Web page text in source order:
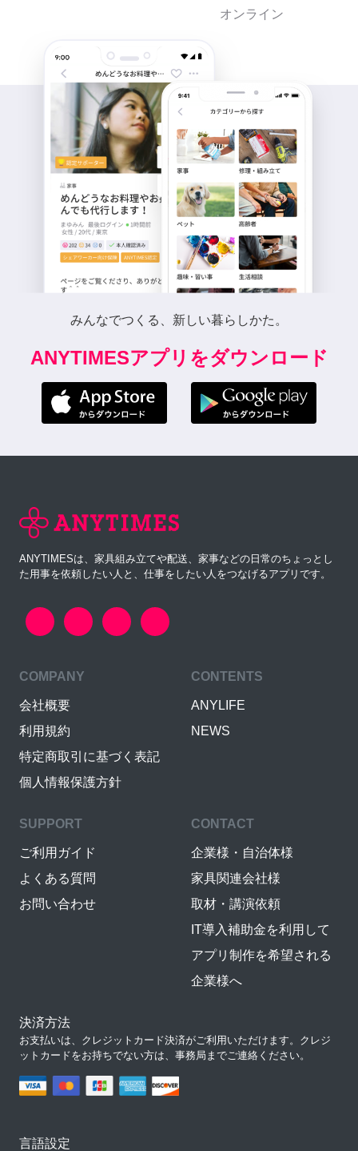
オンライン
みんなでつくる、新しい暮らしかた。
ANYTIMESアプリをダウンロード
ANYTIMESは、家具組み立てや配送、家事などの日常のちょっとし
た用事を依頼したい人と、仕事をしたい人をつなげるアプリです。
COMPANY
会社概要
利用規約
特定商取引に基づく表記
個人情報保護方針
CONTENTS
ANYLIFE
NEWS
SUPPORT
ご利用ガイド
よくある質問
お問い合わせ
CONTACT
企業様・自治体様
家具関連会社様
取材・講演依頼
IT導入補助金を利用して
アプリ制作を希望される
企業様へ
決済方法
お支払いは、クレジットカード決済がご利用いただけます。クレジ
ットカードをお持ちでない方は、事務局までご連絡ください。
言語設定